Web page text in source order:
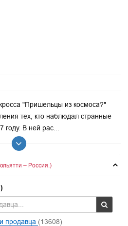
"Пришельцы из космоса?"
тех, кто наблюдал странные
году. В ней рас...
– Россия.)
продавца (13608)